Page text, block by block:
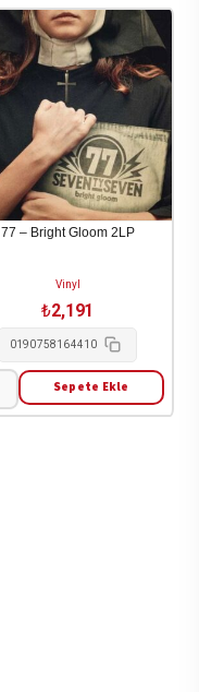
77 – Bright Gloom 2LP
Vinyl
₺2,191
0190758164410
Sepete Ekle